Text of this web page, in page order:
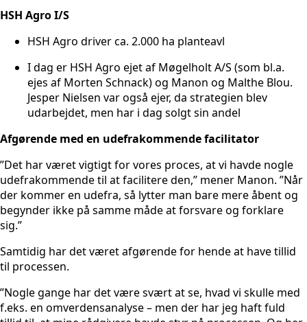
HSH Agro I/S
HSH Agro driver ca. 2.000 ha planteavl
I dag er HSH Agro ejet af Møgelholt A/S (som bl.a.
ejes af Morten Schnack) og Manon og Malthe Blou.
Jesper Nielsen var også ejer, da strategien blev
udarbejdet, men har i dag solgt sin andel
Afgørende med en udefrakommende facilitator
”Det har været vigtigt for vores proces, at vi havde nogle
udefrakommende til at facilitere den,” mener Manon. ”Når
der kommer en udefra, så lytter man bare mere åbent og
begynder ikke på samme måde at forsvare og forklare
sig.”
Samtidig har det været afgørende for hende at have tillid
til processen.
”Nogle gange har det være svært at se, hvad vi skulle med
f.eks. en omverdensanalyse – men der har jeg haft fuld